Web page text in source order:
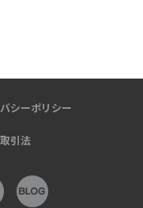
シーポリシー
引法